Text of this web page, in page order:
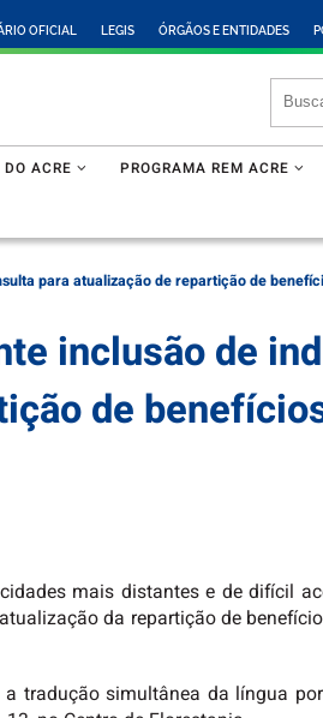
OFICIAL LEGIS ÓRGÃOS E ENTIDADES
ACRE PROGRAMA REM ACRE
para atualização de repartição de
inclusão de
de
mais distantes e de difícil
da repartição de
tradução simultânea da língua